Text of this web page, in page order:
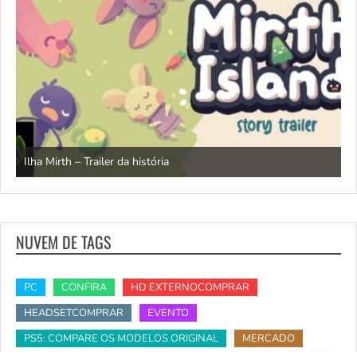
Ilha Mirth – Trailer da história
NUVEM DE TAGS
PC CONFIRA
HD EXTERNOCOMPRAR
HEADSETCOMPRAR
EVENTO
PS5: COMPARE OS MODELOS ORIGINAL
MERCADO